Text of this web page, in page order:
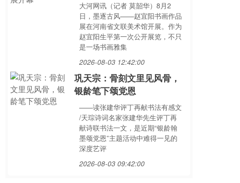
大河网讯（记者 莫韶华）8月2
日，墨逐古风——赵宜阳书画作品
展在河南省文联美术馆开展。作为
赵宜阳生平第一次公开展览，不只
是一场书画雅集
2026-08-03 12:42:00
巩天宗：骨刻文里见风骨，
银龄笔下颂党恩
——读张建华评丁再献书法有感文
/天琮诗词名家张建华先生评丁再
献诗联书法一文，是近期“银龄翰
墨颂党恩”主题活动中难得一见的
深度艺评
2026-08-03 09:42:00